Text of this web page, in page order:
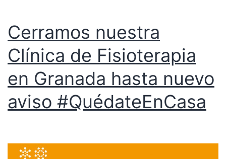
Cerramos nuestra
Clínica de Fisioterapia
en Granada hasta nuevo
aviso #QuédateEnCasa